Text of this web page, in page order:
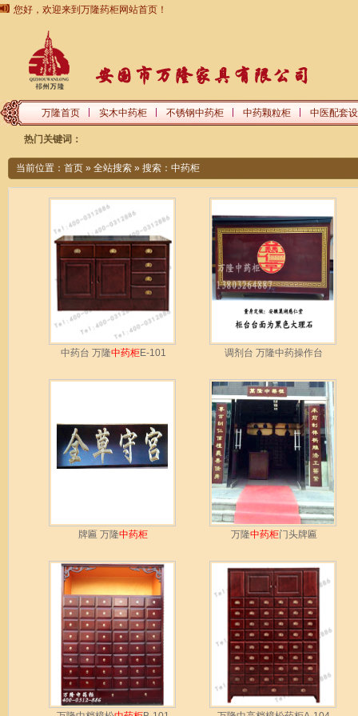
您好，欢迎来到万隆药柜网站首页！
万隆首页 实木中药柜 不锈钢中药柜 中药颗粒柜 中医配套
热门关键词：
当前位置： 首页 » 全站搜索 » 搜索：中药柜
中药台 万隆中药柜E-101 调剂台 万隆中药操作台
牌匾 万隆中药柜 万隆中药柜门头牌匾